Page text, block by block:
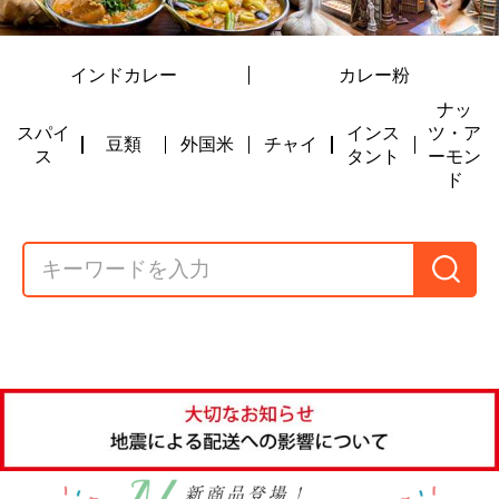
スパイ
ス
豆類 外国米 チャイ
インス
タント
ツ・ア
ーモン
ガラムマサラ マ ASHWIN’S ローズ プレーンカレーパ